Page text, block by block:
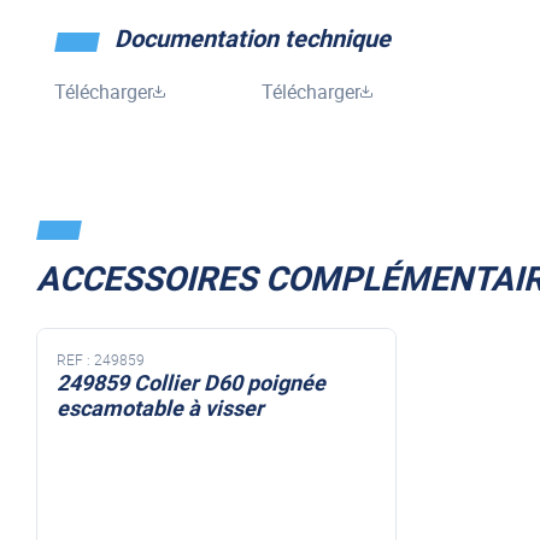
Documentation technique
Télécharger Télécharger
ACCESSOIRES
REF : 249859
249859 Collier D60 poignée
escamotable à visser